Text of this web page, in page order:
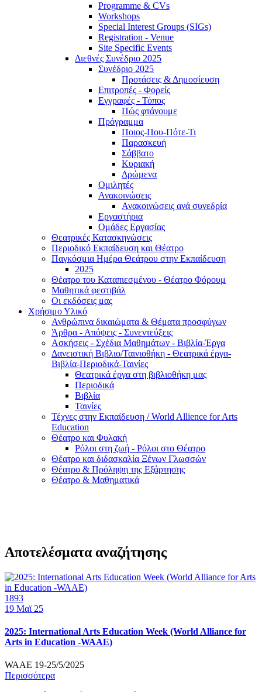
Programme & CVs
Workshops
Special Interest Groups (SIGs)
Registration - Venue
Site Specific Events
Διεθνές Συνέδριο 2025
Συνέδριο 2025
Προτάσεις & Δημοσίευση
Επιτροπές - Φορείς
Εγγραφές - Τόπος
Πώς φτάνουμε
Πρόγραμμα
Ποιος-Που-Πότε-Τι
Παρασκευή
Σάββατο
Κυριακή
Δρώμενα
Ομιλητές
Ανακοινώσεις
Ανακοινώσεις ανά συνεδρία
Εργαστήρια
Ομάδες Εργασίας
Θεατρικές Κατασκηνώσεις
Περιοδικό Εκπαίδευση και Θέατρο
Παγκόσμια Ημέρα Θεάτρου στην Εκπαίδευση
2025
Θέατρο του Καταπιεσμένου - Θέατρο Φόρουμ
Μαθητικά φεστιβάλ
Οι εκδόσεις μας
Χρήσιμο Υλικό
Ανθρώπινα δικαιώματα & Θέματα προσφύγων
Άρθρα - Απόψεις - Συνεντεύξεις
Ασκήσεις - Σχέδια Μαθημάτων - Βιβλία-Έργα
Δανειστική Βιβλιο/Ταινιοθήκη - Θεατρικά έργα-
Βιβλία-Περιοδικά-Ταινίες
Θεατρικά έργα στη βιβλιοθήκη μας
Περιοδικά
Βιβλία
Ταινίες
Τέχνες στην Εκπαίδευση / World Allience for Arts
Education
Θέατρο και Φυλακή
Ρόλοι στη ζωή - Ρόλοι στο Θέατρο
Θέατρο και διδασκαλία Ξένων Γλωσσών
Θέατρο & Πρόληψη της Εξάρτησης
Θέατρο & Μαθηματικά
Αποτελέσματα αναζήτησης
1893
19 Μαϊ 25
2025: International Arts Education Week (World Alliance for
Arts in Education -WAAE)
WAAE 19-25/5/2025
Περισσότερα